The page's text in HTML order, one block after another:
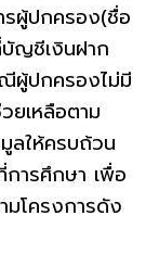
รผู้ปกครอง(ชื่อ
ญชีเงินฝาก
ผู้ปกครองไม่มี
ยเหลือตาม
ลให้ครบถ้วน
ารศึกษา เพื่อ
มโครงการดัง